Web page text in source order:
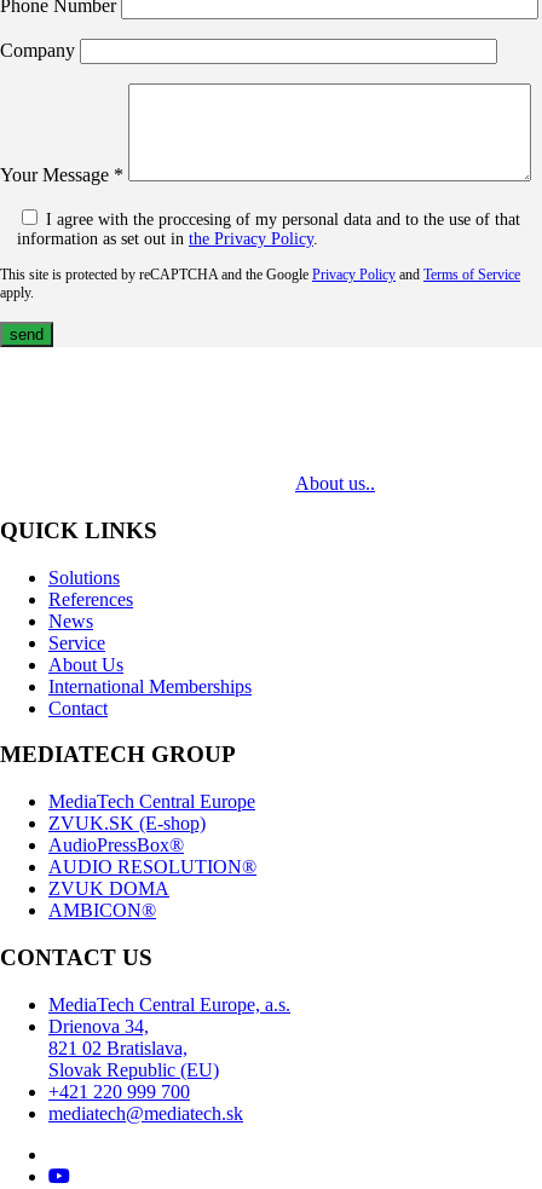
Phone Number
Company
Your Message *
I agree with the proccesing of my personal data and to the use of that
information as set out in the Privacy Policy.
This site is protected by reCAPTCHA and the Google Privacy Policy and Terms of Service
apply.
About us..
QUICK LINKS
Solutions
References
News
Service
About Us
International Memberships
Contact
MEDIATECH GROUP
MediaTech Central Europe
ZVUK.SK (E-shop)
AudioPressBox®
AUDIO RESOLUTION®
ZVUK DOMA
AMBICON®
CONTACT US
MediaTech Central Europe, a.s.
Drienova 34,
821 02 Bratislava,
Slovak Republic (EU)
+421 220 999 700
mediatech@mediatech.sk